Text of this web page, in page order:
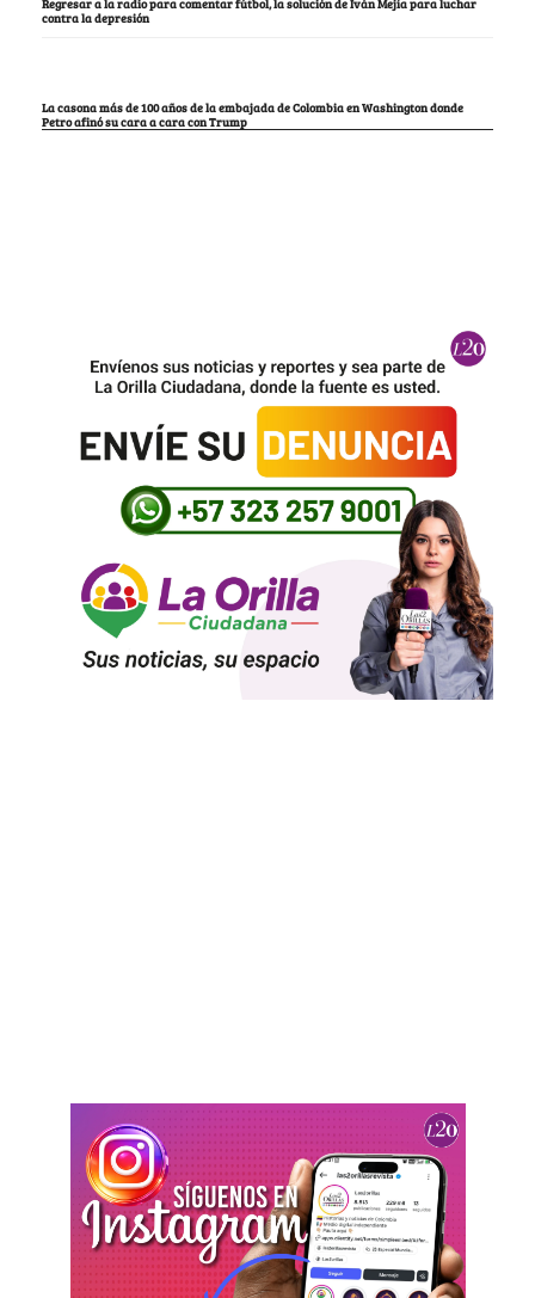
Regresar a la radio para comentar fútbol, la solución de Iván Mejía para luchar
contra la depresión
La casona más de 100 años de la embajada de Colombia en Washington donde
Petro afinó su cara a cara con Trump